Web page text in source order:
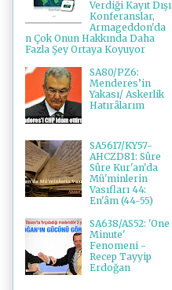
Verdiği Kayıt Dışı
Konferanslar,
Armageddon'da
n Çok Onun Hakkında Daha
Fazla Şey Ortaya Koyuyor
SA80/PZ6:
Menderes’in
Yakası/ Askerlik
Hatırâlarım
SA5617/KY57-
AHCZD81: Sûre
Sûre Kur'an'da
Mü'minlerin
Vasıfları 44:
En'âm (44-55)
SA638/AS52: 'One
Minute'
Fenomeni -
Recep Tayyip
Erdoğan